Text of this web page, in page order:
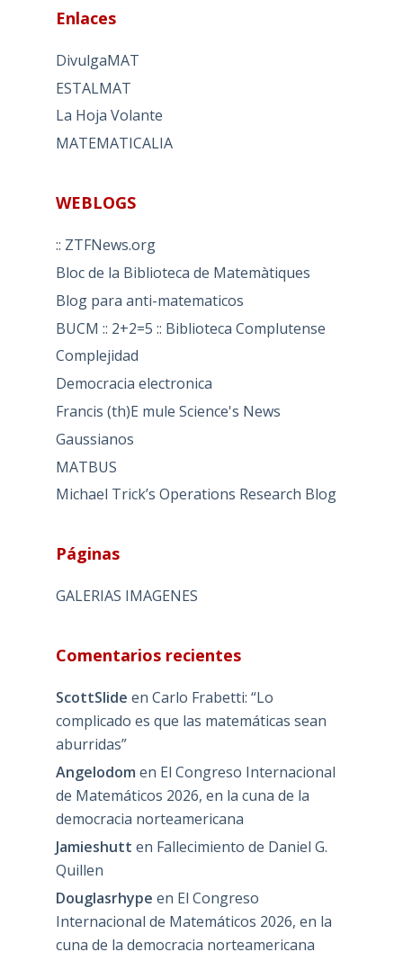
Enlaces
DivulgaMAT
ESTALMAT
La Hoja Volante
MATEMATICALIA
WEBLOGS
:: ZTFNews.org
Bloc de la Biblioteca de Matemàtiques
Blog para anti-matematicos
BUCM :: 2+2=5 :: Biblioteca Complutense
Complejidad
Democracia electronica
Francis (th)E mule Science's News
Gaussianos
MATBUS
Michael Trick’s Operations Research Blog
Páginas
GALERIAS IMAGENES
Comentarios recientes
ScottSlide en Carlo Frabetti: “Lo
complicado es que las matemáticas sean
aburridas”
Angelodom en El Congreso Internacional
de Matemáticos 2026, en la cuna de la
democracia norteamericana
Jamieshutt en Fallecimiento de Daniel G.
Quillen
Douglasrhype en El Congreso
Internacional de Matemáticos 2026, en la
cuna de la democracia norteamericana